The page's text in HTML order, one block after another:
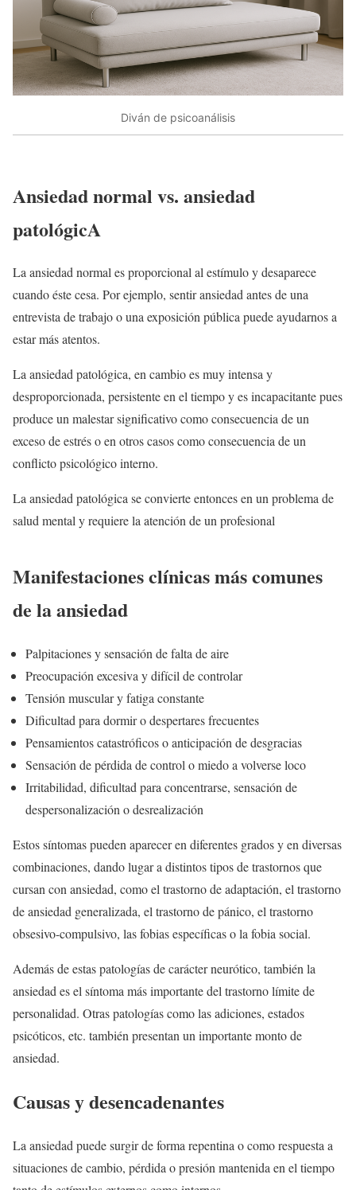
Diván de psicoanálisis
Ansiedad normal vs. ansiedad
patológicA
La ansiedad normal es proporcional al estímulo y desaparece
cuando éste cesa. Por ejemplo, sentir ansiedad antes de una
entrevista de trabajo o una exposición pública puede ayudarnos a
estar más atentos.
La ansiedad patológica, en cambio es muy intensa y
desproporcionada, persistente en el tiempo y es incapacitante pues
produce un malestar significativo como consecuencia de un
exceso de estrés o en otros casos como consecuencia de un
conflicto psicológico interno.
La ansiedad patológica se convierte entonces en un problema de
salud mental y requiere la atención de un profesional
Manifestaciones clínicas más comunes
de la ansiedad
Palpitaciones y sensación de falta de aire
Preocupación excesiva y difícil de controlar
Tensión muscular y fatiga constante
Dificultad para dormir o despertares frecuentes
Pensamientos catastróficos o anticipación de desgracias
Sensación de pérdida de control o miedo a volverse loco
Irritabilidad, dificultad para concentrarse, sensación de
despersonalización o desrealización
Estos síntomas pueden aparecer en diferentes grados y en diversas
combinaciones, dando lugar a distintos tipos de trastornos que
cursan con ansiedad, como el trastorno de adaptación, el trastorno
de ansiedad generalizada, el trastorno de pánico, el trastorno
obsesivo-compulsivo, las fobias específicas o la fobia social.
Además de estas patologías de carácter neurótico, también la
ansiedad es el síntoma más importante del trastorno límite de
personalidad. Otras patologías como las adiciones, estados
psicóticos, etc. también presentan un importante monto de
ansiedad.
Causas y desencadenantes
La ansiedad puede surgir de forma repentina o como respuesta a
situaciones de cambio, pérdida o presión mantenida en el tiempo